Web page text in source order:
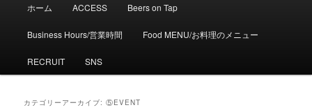
ュ
メ
イ
ン
コ
サ
ブ
コ
ン
ホーム ACCESS Beers on Tap
Business Hours/営業時間 Food MENU/お料理のメニュー
RECRUIT SNS
カテゴリーアーカイブ:⑤EVENT